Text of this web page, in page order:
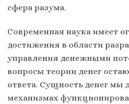
сфера разума.
Современная наука имеет
достижения в области
управления денежными
вопросы теории денег
ответа. Сущность денег мы
механизмах